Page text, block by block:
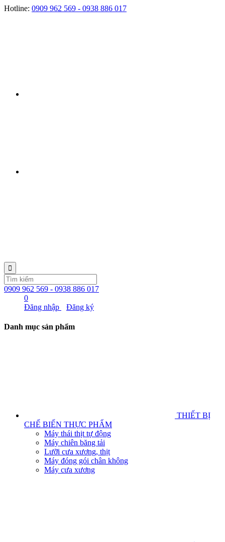
Hotline: 0909 962 569 - 0938 886 017
0909 962 569 - 0938 886 017
0
Đăng nhập
Đăng ký
Danh mục sản phẩm
THIẾT BỊ
CHẾ BIẾN THỰC PHẨM
Máy thái thịt tự động
Máy chiên băng tải
Lưỡi cưa xương, thịt
Máy đóng gói chân không
Máy cưa xương